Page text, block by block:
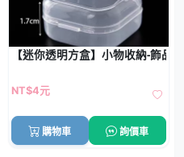
- 彩色裝飾橡皮筋
【迷你透明方盒】小物收納-飾品
NT$4元
購物車 詢價車